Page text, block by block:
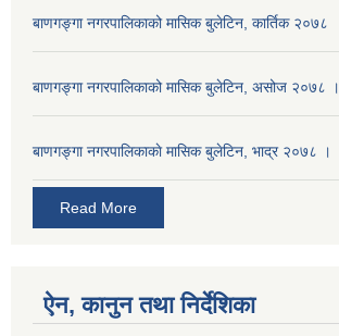
बाणगङ्गा नगरपालिकाको मासिक बुलेटिन, कार्तिक २०७८
बाणगङ्गा नगरपालिकाको मासिक बुलेटिन, असोज २०७८ ।
बाणगङ्गा नगरपालिकाकाे मासिक बुलेटिन, भाद्र २०७८ ।
Read More
ऐन, कानुन तथा निर्देशिका